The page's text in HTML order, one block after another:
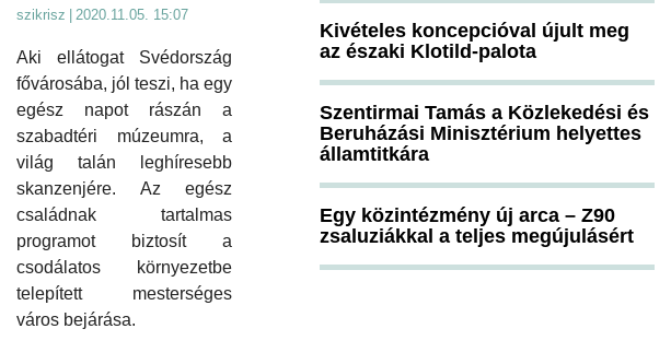
szikrisz 2020.11.05. 15:07
Aki ellátogat Svédország
fővárosába, jól teszi, ha egy
egész napot rászán a
szabadtéri múzeumra, a
világ talán leghíresebb
skanzenjére. Az egész
családnak tartalmas
programot biztosít a
csodálatos környezetbe
telepített mesterséges
város bejárása.
Kivételes koncepcióval újult meg
az északi Klotild-palota
Szentirmai Tamás a Közlekedési és
Beruházási Minisztérium helyettes
államtitkára
Egy közintézmény új arca – Z90
zsaluziákkal a teljes megújulásért